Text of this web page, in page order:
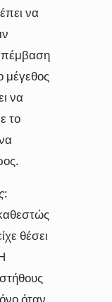
να
μέγεθος
να
το
:
θέσει
όταν